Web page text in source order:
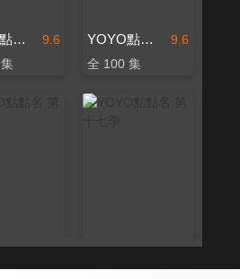
9.6
YOYO點點名 第十六季 9.6
YOYO點點名 第十四季
全 100 集